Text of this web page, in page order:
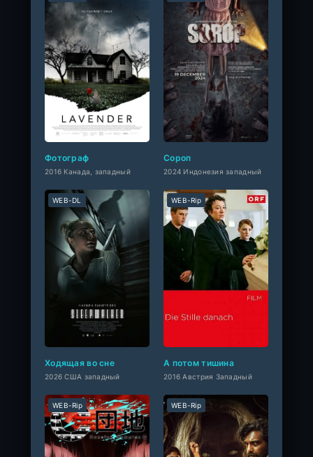
Фотограф
2016 Канада, западный
Сороп
2024 Индонезия западный
Ходящая во сне
2026 США западный
WEB-DL
А потом тишина
2016 Австрия Западный
WEB-Rip
WEB-Rip WEB-Rip